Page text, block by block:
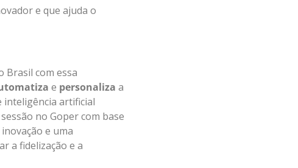
e que ajuda o
Brasil com essa
e personaliza a
inteligência artificial
no Goper com base
e uma
a fidelização e a